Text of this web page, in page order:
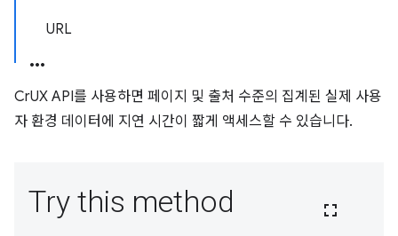
URL
CrUX API를 사용하면 페이지 및 출처 수준의 집계된 실제 사용
자 환경 데이터에 지연 시간이 짧게 액세스할 수 있습니다.